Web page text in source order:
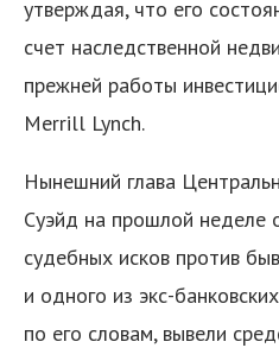
утверждая, что его
счет наследственной
прежней работы
Merrill Lynch.
Нынешний глава
Суэйд на прошлой неделе
судебных исков против
и одного из экс-
по его словам, вывели